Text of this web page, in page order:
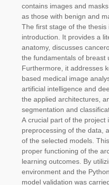
contains images and
as those with benign and
The first stage of the
introduction. It provides a
anatomy, discusses
the fundamentals of breast
Furthermore, it addresses
based medical image
artificial intelligence and
the applied architectures,
segmentation and
A crucial part of the project
preprocessing of the data,
of the selected models.
proper functioning of the
learning outcomes. By
environment and the
model validation was